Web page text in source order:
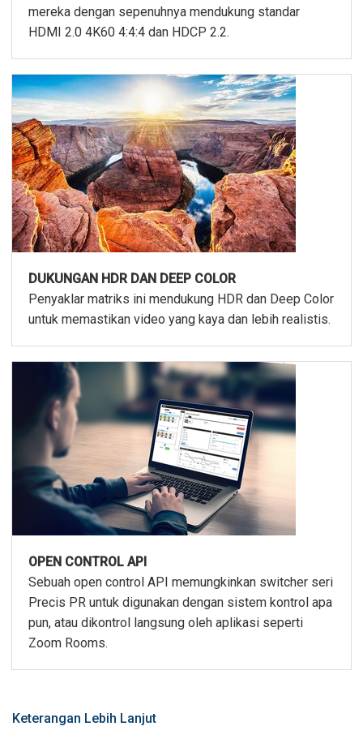
mereka dengan sepenuhnya mendukung standar
HDMI 2.0 4K60 4:4:4 dan HDCP 2.2.
DUKUNGAN HDR DAN DEEP COLOR
Penyaklar matriks ini mendukung HDR dan Deep Color
untuk memastikan video yang kaya dan lebih realistis.
OPEN CONTROL API
Sebuah open control API memungkinkan switcher seri
Precis PR untuk digunakan dengan sistem kontrol apa
pun, atau dikontrol langsung oleh aplikasi seperti
Zoom Rooms.
Keterangan Lebih Lanjut